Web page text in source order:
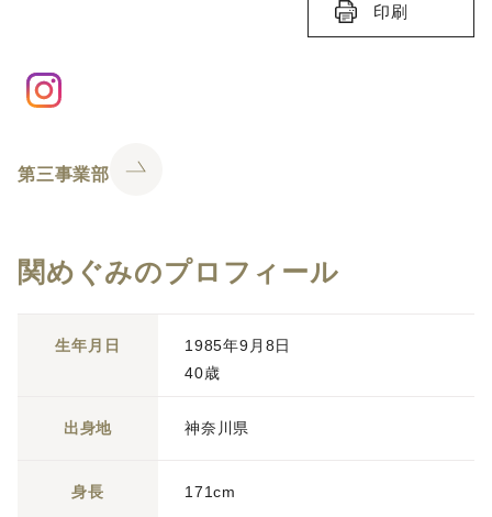
印刷
第三事業部
関めぐみのプロフィール
生年月日
1985年9月8日
40歳
出身地 神奈川県
身長 171cm